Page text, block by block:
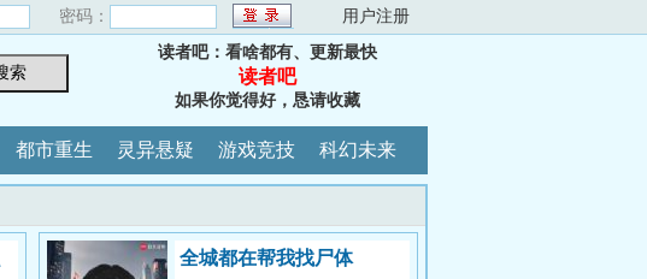
密码： 用户注册
读者吧：看啥都有、更新最快
读者吧
如果你觉得好，恳请收藏
都市重生 灵异悬疑 游戏竞技 科幻未来
全城都在帮我找尸体